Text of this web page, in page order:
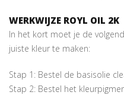
WERKWIJZE ROYL OIL 2K
In het kort moet je de
juiste kleur te maken:
Stap 1: Bestel de basisolie
Stap 2: Bestel het